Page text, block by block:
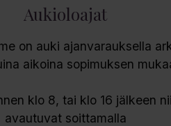
Aukioloajat
on auki ajanvarauksella
aikoina sopimuksen
klo 8, tai klo 16 jälkeen
avautuvat soittamalla